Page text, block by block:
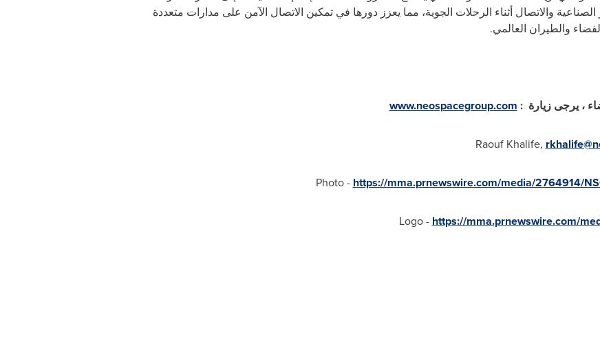
والاتصال أثناء الرحلات الجوية، مما يعزز دورها في تمكين الاتصال الآمن على مدارات متعددة
والطيران العالمي.
، يرجى زيارة :
www.neospacegroup.com
Raouf Khalife,
Photo - https://mma.prnewswire.com/media/2764914/
Logo - https://mma.prnewswire.com/